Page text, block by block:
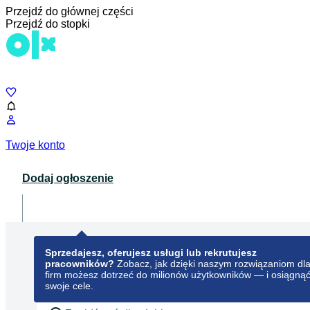
Przejdź do głównej części
Przejdź do stopki
Twoje konto
Dodaj ogłoszenie
Sprzedajesz, oferujesz usługi lub rekrutujesz
pracowników? Zobacz, jak dzięki naszym rozwiązaniom dla
firm możesz dotrzeć do milionów użytkowników — i osiągnąć
swoje cele.